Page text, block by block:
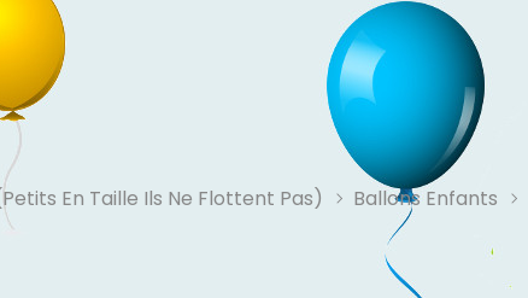
En Taille Ils Ne Flottent Pas) Ballons Enfants